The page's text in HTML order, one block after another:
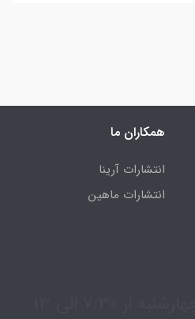
همکاران ما
انتشارات آرینا
انتشارات ماهین